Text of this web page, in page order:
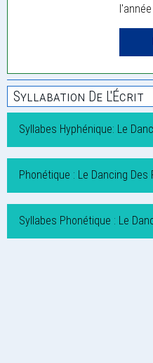
Syllabation De L'Écrit
Syllabes Hyphénique: Le
Phonétique : Le Dancing Des
Syllabes Phonétique : Le